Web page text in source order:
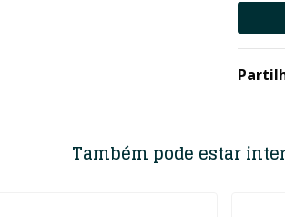
Também pode estar